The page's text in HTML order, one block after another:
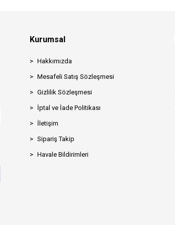
Kurumsal
Hakkımızda
Mesafeli Satış Sözleşmesi
Gizlilik Sözleşmesi
İptal ve İade Politikası
İletişim
Sipariş Takip
Havale Bildirimleri